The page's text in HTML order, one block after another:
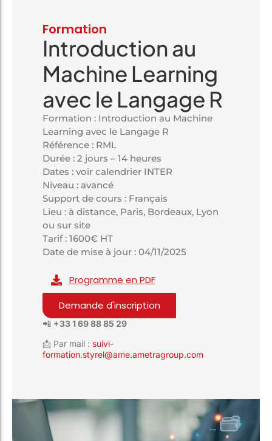
Formation
Introduction au
Machine Learning
avec le Langage R
Formation : Introduction au Machine
Learning avec le Langage R
Référence : RML
Durée : 2 jours – 14 heures
Dates : voir calendrier INTER
Niveau : avancé
Support de cours : Français
Lieu : à distance, Paris, Bordeaux, Lyon
ou sur site
Tarif : 1600€ HT
Date de mise à jour : 04/11/2025
Programme en PDF
Demande d'inscription
📲 +33 1 69 88 85 29
📩 Par mail : suivi-
formation.styrel@ame.ametragroup.com